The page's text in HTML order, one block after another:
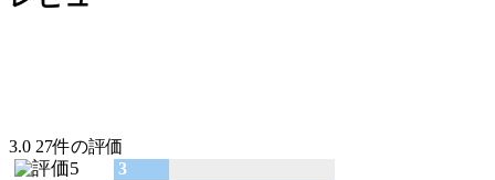
3.0 27件の評価
3